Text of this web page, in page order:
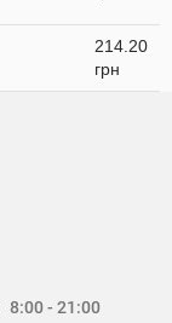
214.20
грн
8:00 - 21:00